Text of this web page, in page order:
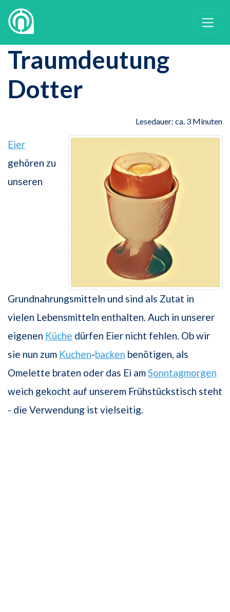
Traumdeutung
Dotter
Lesedauer: ca. 3 Minuten
Eier
gehören zu
unseren
Grundnahrungsmitteln und sind als Zutat in
vielen Lebensmitteln enthalten. Auch in unserer
eigenen Küche dürfen Eier nicht fehlen. Ob wir
sie nun zum Kuchen-backen benötigen, als
Omelette braten oder das Ei amSonntagmorgen
weich gekocht auf unserem Frühstückstisch steht
- die Verwendung ist vielseitig.